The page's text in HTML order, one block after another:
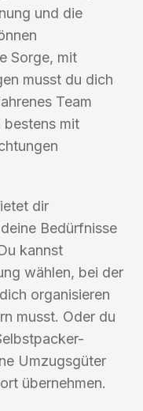
und die
Sorge, mit
musst du dich
Team
bestens mit
dir
Bedürfnisse
kannst
wählen, bei der
organisieren
musst. Oder du
Umzugsgüter
übernehmen.